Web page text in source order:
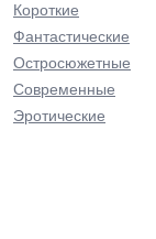
Короткие
Фантастические
Остросюжетные
Современные
Эротические